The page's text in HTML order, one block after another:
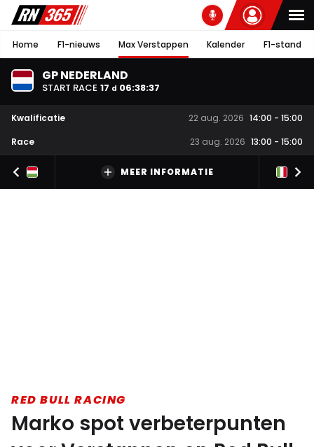
Home F1-nieuws Max Verstappen Kalender F1-stand
GP NEDERLAND
START RACE 17 d 06:38:36
Kwalificatie 22 aug. 2026 14:00 - 15:00
Race
23 aug. 2026 13:00 - 15:00
MEER INFORMATIE
RED BULL RACING
Marko spot verbeterpunten